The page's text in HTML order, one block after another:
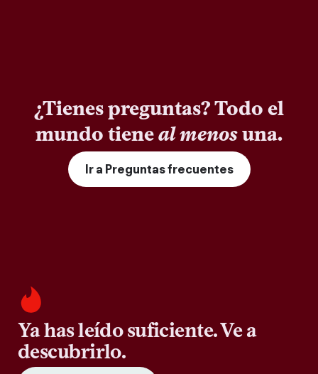
¿Tienes preguntas? Todo el
mundo tieneal menosuna.
Ir a Preguntas frecuentes
Ya has leído suficiente. Ve a
descubrirlo.